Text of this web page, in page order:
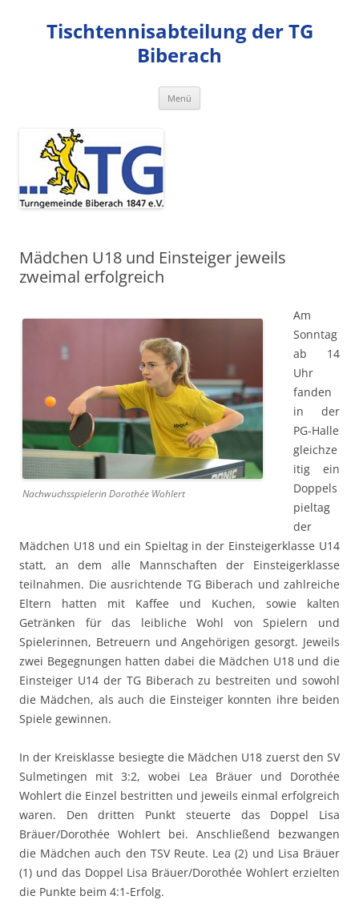
springenTischtennisabteilung der TG
Biberach
Menü
Mädchen U18 und Einsteiger jeweils
zweimal erfolgreich
Nachwuchsspielerin Dorothée Wohlert
Am
Sonntag
ab 14
Uhr
fanden
in der
PG-Halle
gleichze
itig ein
Doppels
pieltag
der
Mädchen U18 und ein Spieltag in der Einsteigerklasse U14
statt, an dem alle Mannschaften der Einsteigerklasse
teilnahmen. Die ausrichtende TG Biberach und zahlreiche
Eltern hatten mit Kaffee und Kuchen, sowie kalten
Getränken für das leibliche Wohl von Spielern und
Spielerinnen, Betreuern und Angehörigen gesorgt. Jeweils
zwei Begegnungen hatten dabei die Mädchen U18 und die
Einsteiger U14 der TG Biberach zu bestreiten und sowohl
die Mädchen, als auch die Einsteiger konnten ihre beiden
Spiele gewinnen.
In der Kreisklasse besiegte die Mädchen U18 zuerst den SV
Sulmetingen mit 3:2, wobei Lea Bräuer und Dorothée
Wohlert die Einzel bestritten und jeweils einmal erfolgreich
waren. Den dritten Punkt steuerte das Doppel Lisa
Bräuer/Dorothée Wohlert bei. Anschließend bezwangen
die Mädchen auch den TSV Reute. Lea (2) und Lisa Bräuer
(1) und das Doppel Lisa Bräuer/Dorothée Wohlert erzielten
die Punkte beim 4:1-Erfolg.